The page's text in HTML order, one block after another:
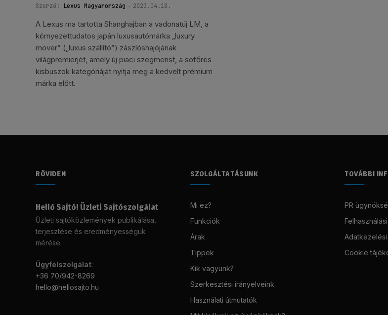
Szerző: Lexus Magyarország 2023.04.18.
A Lexus ma tartotta Shanghajban a vadonatúj LM, a
környezettudatos japán luxusautómárka „luxury
mover” („luxus szállító”) zászlóshajójának
világpremierjét, amely új piaci szegmenst, a sofőrös
kisbuszok kategóriáját nyitja meg a kedvelt prémium
márka előtt.
RÖVIDEN
Helló Sajtó! Üzleti Sajtószolgálat
Üzleti sajtóközlemények publikálása,
terjesztése és eredményességük
mérése.
Ügyfélszolgálat:
+36 70/942-8269
hello@hellosajto.hu
SZOLGÁLTATÁSUNK
Mi ez?
Funkciók
Árak
Tippek
Kik vagyunk?
Szerkesztési irányelveink
Használati útmutatók
TOVÁBBI
PR
Cookie